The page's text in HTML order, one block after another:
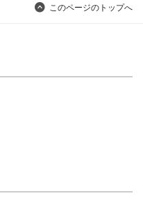
このページのトップへ